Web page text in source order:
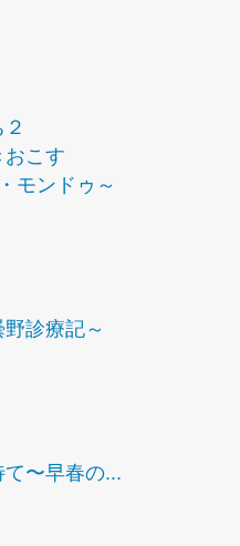
おこす
モンドゥ～
診療記～
て〜早春の...